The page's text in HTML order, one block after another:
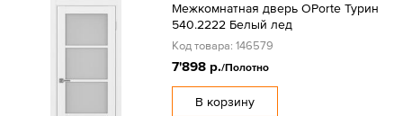
Межкомнатная дверь OPorte Турин
540.2222 Белый лед
Код товара: 146579
7'898 р./Полотно
В корзину